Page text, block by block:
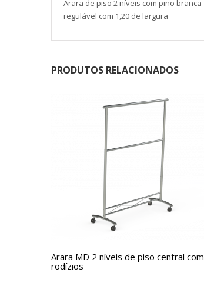
Arara de piso 2 níveis com pino branca
regulável com 1,20 de largura
PRODUTOS RELACIONADOS
Arara MD 2 níveis de piso central com
rodízios